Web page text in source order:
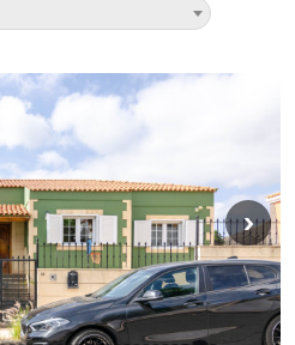
›